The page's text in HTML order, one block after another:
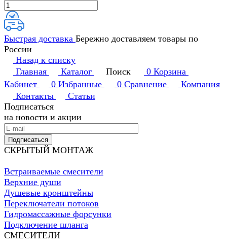
Быстрая доставка Бережно доставляем товары по
России
Назад к списку
Главная
Каталог Поиск 0 Корзина
Кабинет
0 Избранные 0 Сравнение
Компания
Контакты
Статьи
Подписаться
на новости и акции
Подписаться
СКРЫТЫЙ МОНТАЖ
Встраиваемые смесители
Верхние души
Душевые кронштейны
Переключатели потоков
Гидромассажные форсунки
Подключение шланга
СМЕСИТЕЛИ